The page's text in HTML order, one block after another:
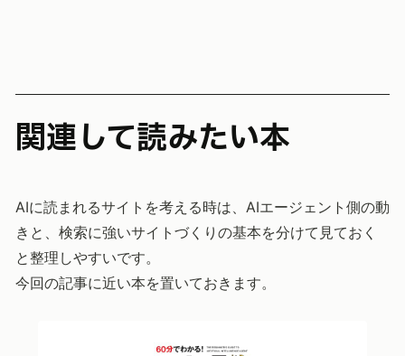
関連して読みたい本
AIに読まれるサイトを考える時は、AIエージェント側の動
きと、検索に強いサイトづくりの基本を分けて見ておく
と整理しやすいです。
今回の記事に近い本を置いておきます。